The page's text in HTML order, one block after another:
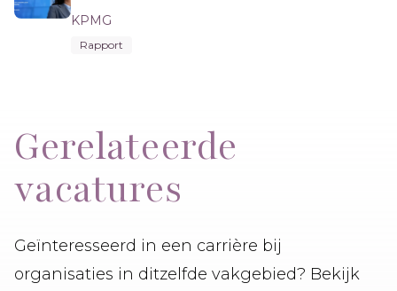
KPMG
Rapport
Gerelateerde
vacatures
Geïnteresseerd in een carrière bij
organisaties in ditzelfde vakgebied? Bekijk